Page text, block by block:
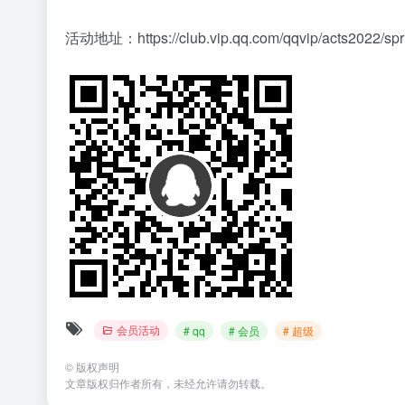
活动地址： https://club.vip.qq.com/qqvip/acts2022/
会员活动 # qq # 会员 # 超级
© 版权声明
文章版权归作者所有，未经允许请勿转载。